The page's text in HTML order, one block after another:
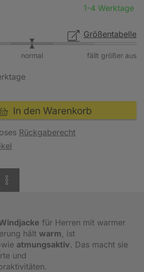
1-4 Werktage
Größentabelle
fällt größer aus
normal
In den Warenkorb
Rückgaberecht
für Herren mit warmer
hält warm, ist
atmungsaktiv. Das macht sie
und